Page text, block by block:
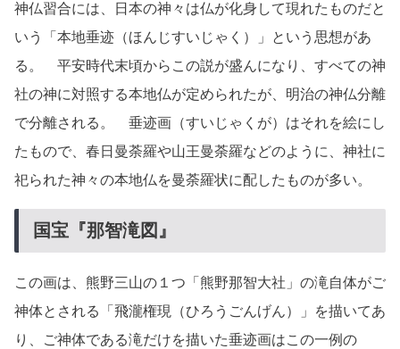
神仏習合には、日本の神々は仏が化身して現れたものだと
いう「本地垂迹（ほんじすいじゃく）」という思想があ
る。 平安時代末頃からこの説が盛んになり、すべての神
社の神に対照する本地仏が定められたが、明治の神仏分離
で分離される。 垂迹画（すいじゃくが）はそれを絵にし
たもので、春日曼荼羅や山王曼荼羅などのように、神社に
祀られた神々の本地仏を曼荼羅状に配したものが多い。
国宝『那智滝図』
この画は、熊野三山の１つ「熊野那智大社」の滝自体がご
神体とされる「飛瀧権現（ひろうごんげん）」を描いてあ
り、ご神体である滝だけを描いた垂迹画はこの一例の